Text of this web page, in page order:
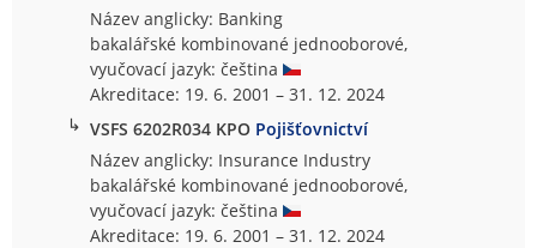
Název anglicky: Banking
bakalářské kombinované jednooborové,
vyučovací jazyk: čeština
Akreditace: 19. 6. 2001 – 31. 12. 2024
↳ VSFS 6202R034 KPO Pojišťovnictví
Název anglicky: Insurance Industry
bakalářské kombinované jednooborové,
vyučovací jazyk: čeština
Akreditace: 19. 6. 2001 – 31. 12. 2024